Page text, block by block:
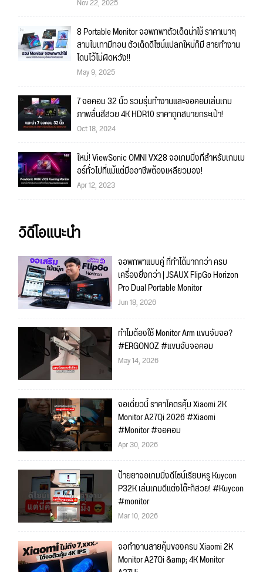
8 Portable Monitor จอพกพาตัวเด็ดน่าใช้ ราคาเบาๆ
สามใบเทามีทอน ตัวเด็ดดีไซน์แปลกใหม่ก็มี สายทำงาน
โดนไว้ไม่ผิดหวัง!!
May 9, 2025
7 จอคอม 32 นิ้ว รวมรุ่นทำงานและจอคอมเล่นเกม
ภาพลื่นสีสวย 4K HDR10 ราคาถูกสบายกระเป๋า!
Oct 18, 2024
ใหม่! ViewSonic OMNI VX28 จอเกมมิ่งที่สำหรับเกมเม
อร์ทั่วไปที่แม้แต่มืออาชีพต้องเหลียวมอง!
Apr 12, 2023
วิดีโอแนะนำ
จอพกพาแบบคู่ ที่ทำได้มากกว่า ครบ
เครื่องยิ่งกว่า | JSAUX FlipGo Horizon
Pro Dual Portable Monitor
Jun 18, 2026
ทำไมต้องใช้ Monitor Arm แขนจับจอ?
#ERGONOZ #แขนจับจอคอม
May 14, 2026
จอเดี๋ยวนี้ ราคาโคตรคุ้ม Xiaomi 2K
Monitor A27Qi 2026 #Xiaomi
#Monitor #จอคอม
Apr 30, 2026
ป้ายยาจอเกมมิ่งดีไซน์เรียบหรู Kuycon
P32K เล่นเกมดีแต่งโต๊ะก็สวย! #Kuycon
#monitor
Mar 10, 2026
จอทำงานสายคุ้มของครบ Xiaomi 2K
Monitor A27Qi &amp; 4K Monitor